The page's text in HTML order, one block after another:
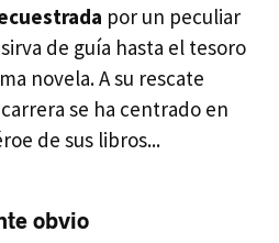
por un peculiar
de guía hasta el tesoro
novela. A su rescate
se ha centrado en
de sus libros...
obvio